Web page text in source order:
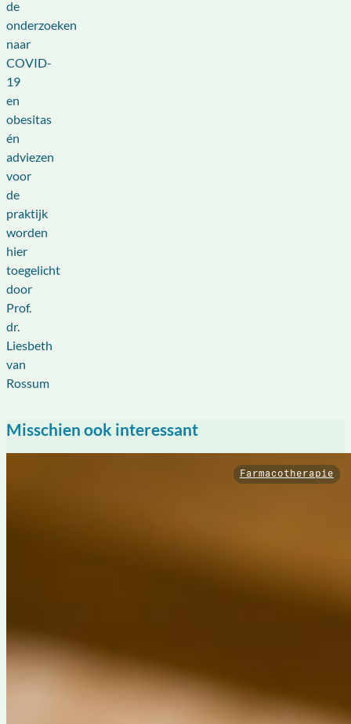
de
onderzoeken
naar
COVID-
19
en
obesitas
én
adviezen
voor
de
praktijk
worden
hier
toegelicht
door
Prof.
dr.
Liesbeth
van
Rossum
Misschien ook interessant
Farmacotherapie